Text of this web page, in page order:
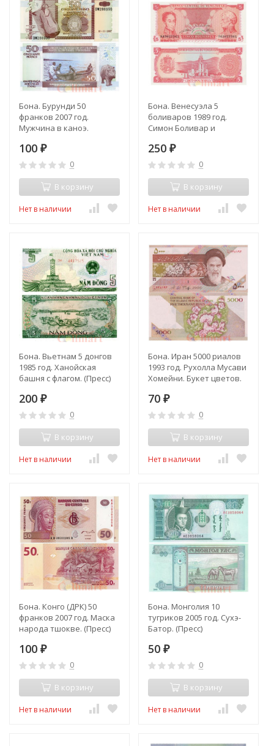
Бона. Бурунди 50
франков 2007 год.
Мужчина в каноэ.
(Пресс)
100 ₽
0
В корзину
Нет в наличии
Бона. Венесуэла 5
боливаров 1989 год.
Симон Боливар и
(8-значный серийный
номер)
250 ₽
0
В корзину
Нет в наличии
Бона. Вьетнам 5 донгов
1985 год. Ханойская
башня с флагом. (Пресс)
200 ₽
0
В корзину
Нет в наличии
Бона. Иран 5000 риалов
1993 год. Рухолла Мусави
Хомейни. Букет цветов.
70 ₽
0
В корзину
Нет в наличии
Бона. Конго (ДРК) 50
франков 2007 год. Маска
народа тшокве. (Пресс)
100 ₽
0
В корзину
Нет в наличии
Бона. Монголия 10
тугриков 2005 год. Сухэ-
Батор. (Пресс)
50 ₽
0
В корзину
Нет в наличии